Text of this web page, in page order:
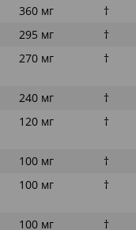
360 мг
†
295 мг
†
270 мг †
240 мг
†
120 мг †
100 мг
†
100 мг †
100 мг †